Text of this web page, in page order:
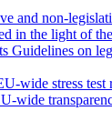
and non-
in the light of
Guidelines on
wide stress test
wide